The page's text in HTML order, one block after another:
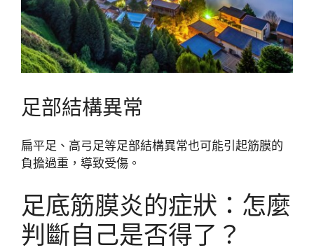
足部結構異常
扁平足、高弓足等足部結構異常也可能引起筋膜的
負擔過重，導致受傷。
足底筋膜炎的症狀：怎麼
判斷自己是否得了？